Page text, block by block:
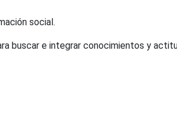
social.
buscar e integrar conocimientos y